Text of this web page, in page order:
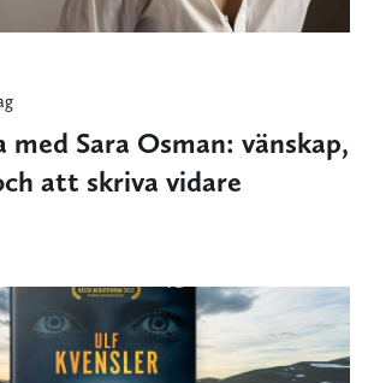
med Sara Osman: vänskap,
att skriva vidare